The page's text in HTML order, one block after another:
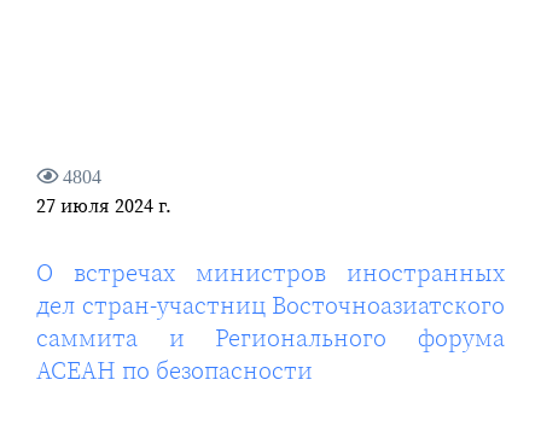
4804
27 июля 2024 г.
О встречах министров иностранных
дел стран-участниц Восточноазиатского
саммита и Регионального форума
АСЕАН по безопасности